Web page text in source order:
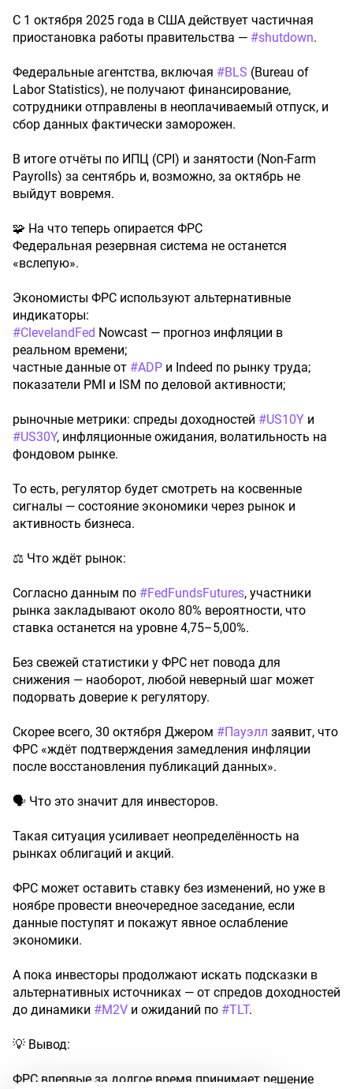
С 1 октября 2025 года в США действует частичная
приостановка работы правительства — #shutdown.
Федеральные агентства, включая #BLS (Bureau of
Labor Statistics), не получают финансирование,
сотрудники отправлены в неоплачиваемый отпуск, и
сбор данных фактически заморожен.
В итоге отчёты по ИПЦ (CPI) и занятости (Non-Farm
Payrolls) за сентябрь и, возможно, за октябрь не
выйдут вовремя.
🧩 На что теперь опирается ФРС
Федеральная резервная система не останется
«вслепую».
Экономисты ФРС используют альтернативные
индикаторы:
#ClevelandFed Nowcast — прогноз инфляции в
реальном времени;
частные данные от #ADP и Indeed по рынку труда;
показатели PMI и ISM по деловой активности;
рыночные метрики: спреды доходностей #US10Y и
#US30Y, инфляционные ожидания, волатильность на
фондовом рынке.
То есть, регулятор будет смотреть на косвенные
сигналы — состояние экономики через рынок и
активность бизнеса.
⚖️ Что ждёт рынок:
Согласно данным по #FedFundsFutures, участники
рынка закладывают около 80% вероятности, что
ставка останется на уровне 4,75–5,00%.
Без свежей статистики у ФРС нет повода для
снижения — наоборот, любой неверный шаг может
подорвать доверие к регулятору.
Скорее всего, 30 октября Джером #Пауэлл заявит, что
ФРС «ждёт подтверждения замедления инфляции
после восстановления публикаций данных».
🗣️ Что это значит для инвесторов.
Такая ситуация усиливает неопределённость на
рынках облигаций и акций.
ФРС может оставить ставку без изменений, но уже в
ноябре провести внеочередное заседание, если
данные поступят и покажут явное ослабление
экономики.
А пока инвесторы продолжают искать подсказки в
альтернативных источниках — от спредов доходностей
до динамики #M2V и ожиданий по #TLT.
💡 Вывод:
ФРС впервые за долгое время принимает решение